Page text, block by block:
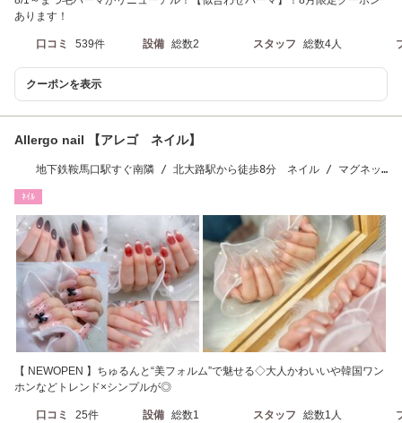
あります！
口コミ 539件 設備 総数2 スタッフ 総数4人
クーポンを表示
Allergo nail 【アレゴ ネイル】
地下鉄鞍馬口駅すぐ南隣 / 北大路駅から徒歩8分 ネイル / マグネッ
ﾈｲﾙ
【 NEWOPEN 】ちゅるんと“美フォルム”で魅せる◇大人かわいいや韓国ワン
ホンなどトレンド×シンプルが◎
口コミ 25件 設備 総数1 スタッフ 総数1人